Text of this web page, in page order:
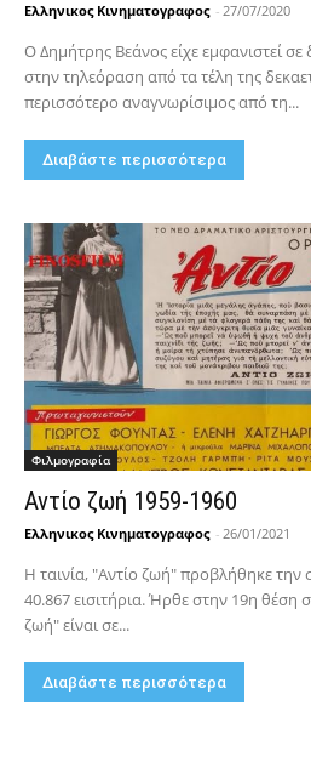
Ελληνικος Κινηματογραφος - 27/07/2020
Ο Δημήτρης Βεάνος είχε εμφανιστεί σε
στην τηλεόραση από τα τέλη της
περισσότερο αναγνωρίσιμος από τη...
Διαβάστε περισσότερα
Φιλμογραφία
Αντίο ζωή 1959-1960
Ελληνικος Κινηματογραφος - 26/01/2021
Η ταινία, "Αντίο ζωή" προβλήθηκε την
40.867 εισιτήρια. Ήρθε στην 19η θέση
ζωή" είναι σε...
Διαβάστε περισσότερα